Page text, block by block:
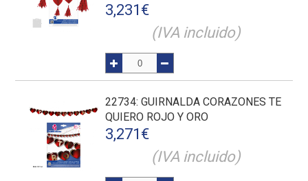
3,231 €
(IVA incluido)
22734: GUIRNALDA CORAZONES TE
QUIERO ROJO Y ORO
3,271 €
(IVA incluido)